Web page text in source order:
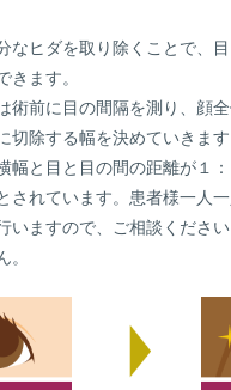
なヒダを取り除くことで、
きます。
術前に目の間隔を測り、顔
切除する幅を決めていきま
幅と目と目の間の距離が１
されています。患者様一人
いますので、ご相談くださ
。